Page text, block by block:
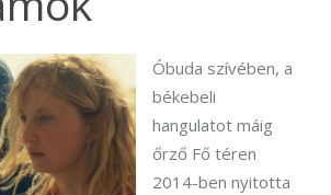
Óbuda szívében, a
békebeli
hangulatot máig
őrző Fő téren
2014-ben nyitotta